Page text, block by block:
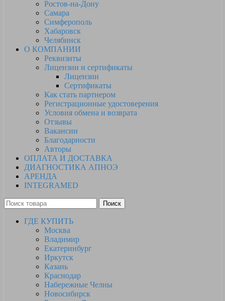
Ростов-на-Дону
Самара
Симферополь
Хабаровск
Челябинск
О КОМПАНИИ
Реквизиты
Лицензии и сертификаты
Лицензии
Сертификаты
Как стать партнером
Регистрационные удостоверения
Условия обмена и возврата
Отзывы
Вакансии
Благодарности
Авторы
ОПЛАТА И ДОСТАВКА
ДИАГНОСТИКА АПНОЭ
АРЕНДА
INTEGRAMED
Поиск
ГДЕ КУПИТЬ
Москва
Владимир
Екатеринбург
Иркутск
Казань
Краснодар
Набережные Челны
Новосибирск